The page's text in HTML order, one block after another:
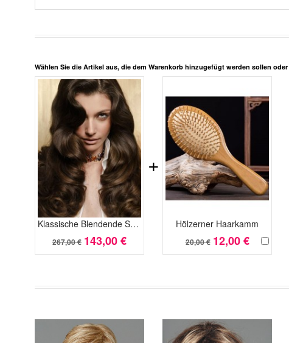
Wählen Sie die Artikel aus, die dem Warenkorb hinzugefügt werden sollen oder
Klassische Blendende Spitzefront Wellig Kunsthaar Perücke
267,00 € 143,00 €
Hölzerner Haarkamm
20,00 € 12,00 €
+